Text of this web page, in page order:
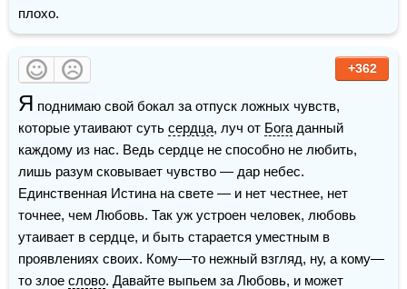
плохо.
+362
Я поднимаю свой бокал за отпуск ложных чувств,
которые утаивают суть сердца, луч от Бога данный
каждому из нас. Ведь сердце не способно не любить,
лишь разум сковывает чувство — дар небес.
Единственная Истина на свете — и нет честнее, нет
точнее, чем Любовь. Так уж устроен человек, любовь
утаивает в сердце, и быть старается уместным в
проявлениях своих. Кому—то нежный взгляд, ну, а кому—
то злое слово. Давайте выпьем за Любовь, и может